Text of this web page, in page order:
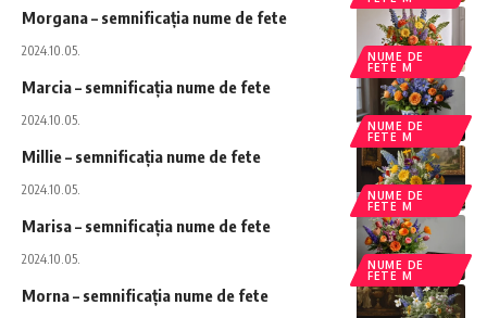
NUME DE
FETE M
Morgana – semnificația nume de fete
2024.10.05.
NUME DE
FETE M
Marcia – semnificația nume de fete
2024.10.05.
NUME DE
FETE M
Millie – semnificația nume de fete
2024.10.05.
NUME DE
FETE M
Marisa – semnificația nume de fete
2024.10.05.
Morna – semnificația nume de fete